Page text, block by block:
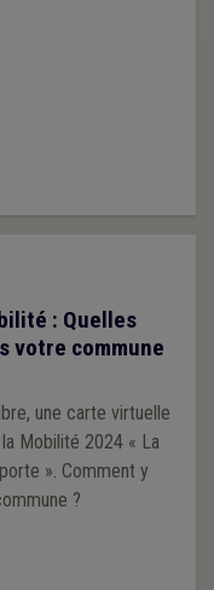
: Quelles
votre commune
une carte virtuelle
Mobilité 2024 « La
». Comment y
?